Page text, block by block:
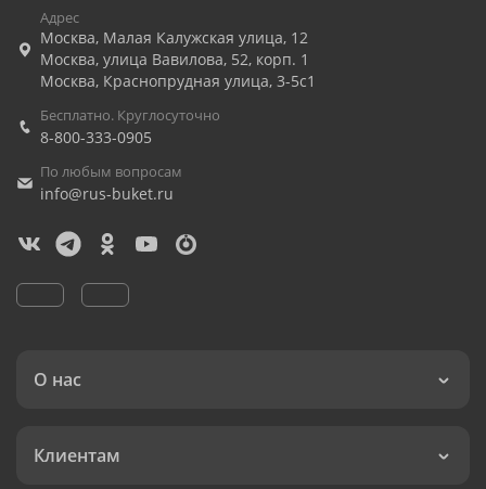
Адрес
Москва, Малая Калужская улица, 12
Москва, улица Вавилова, 52, корп. 1
Москва, Краснопрудная улица, 3-5с1
Бесплатно. Круглосуточно
8-800-333-0905
По любым вопросам
info@rus-buket.ru
О нас
Клиентам